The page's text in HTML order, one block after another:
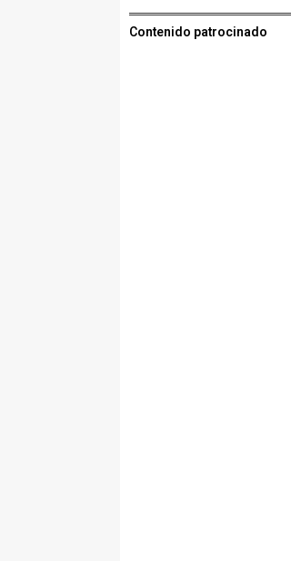
Contenido patrocinado